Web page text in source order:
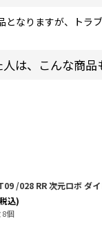
となりますが、トラ
は、こんな商品
ボ ダイレッキン